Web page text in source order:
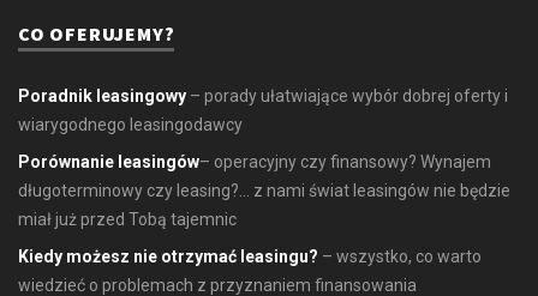
CO OFERUJEMY?
Poradnik leasingowy – porady ułatwiające wybór dobrej oferty i
wiarygodnego leasingodawcy
Porównanie leasingów– operacyjny czy finansowy? Wynajem
długoterminowy czy leasing?... z nami świat leasingów nie będzie
miał już przed Tobą tajemnic
Kiedy możesz nie otrzymać leasingu? – wszystko, co warto
wiedzieć o problemach z przyznaniem finansowania